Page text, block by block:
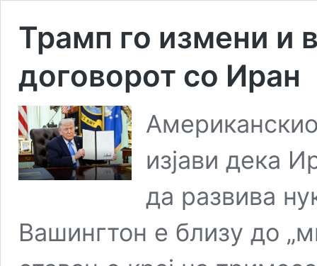
Трамп го измени и
договорот со Иран
изјави дека
да развива
Вашингтон е близу до